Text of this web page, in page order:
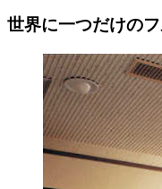
世界に一つだけの